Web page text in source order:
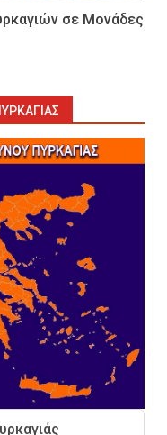
σε Μονάδες
τεχνικής
Ελλάδα (ΥΑΕ)
in Safety:
Response and
as One
χώρους που